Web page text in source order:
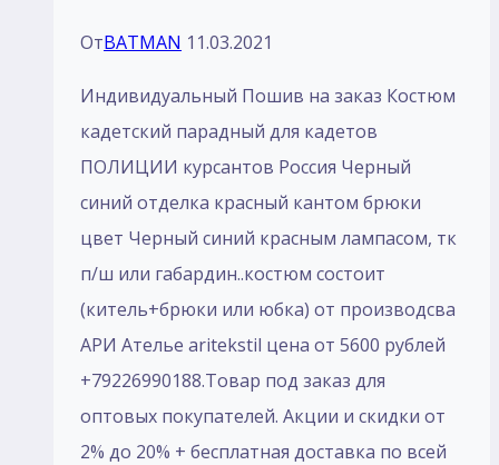
ОтBATMAN 11.03.2021
Индивидуальный Пошив на заказ Костюм
кадетский парадный для кадетов
ПОЛИЦИИ курсантов Россия Черный
синий отделка красный кантом брюки
цвет Черный синий красным лампасом, тк
п/ш или габардин..костюм состоит
(китель+брюки или юбка) от производсва
АРИ Ателье aritekstil цена от 5600 рублей
+79226990188.Товар под заказ для
оптовых покупателей. Акции и скидки от
2% до 20% + бесплатная доставка по всей